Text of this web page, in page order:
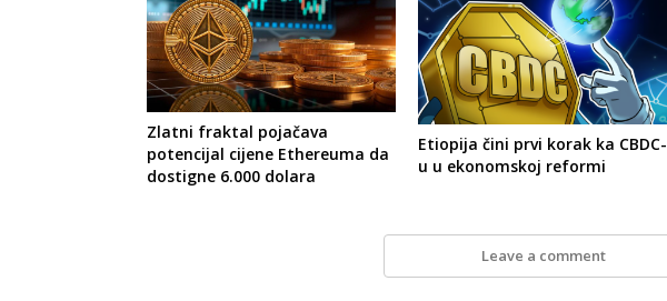
Zlatni fraktal pojačava
potencijal cijene Ethereuma da
dostigne 6.000 dolara
Etiopija čini prvi korak ka CBDC-
u u ekonomskoj reformi
Leave a comment